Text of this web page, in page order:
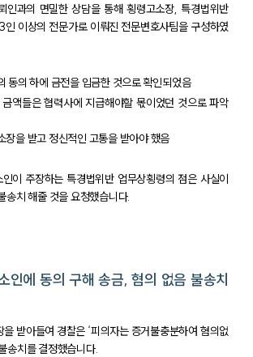
인과의 면밀한 상담을 통해 횡령고소장, 특경법위반
이상의 전문가로 이뤄진 전문변호사팀을 구성하였
동의 하에 금전을 입금한 것으로 확인되었음
액들은 협력사에 지급해야할 몫이었던 것으로 파악
을 받고 정신적인 고통을 받아야 했음
이 주장하는 특경법위반 업무상횡령의 점은 사실이
송치 해줄 것을 요청했습니다.
인에 동의 구해 송금, 혐의 없음 불송치
을 받아들여 경찰은 ‘피의자는 증거불충분하여 혐의없
송치를 결정했습니다.